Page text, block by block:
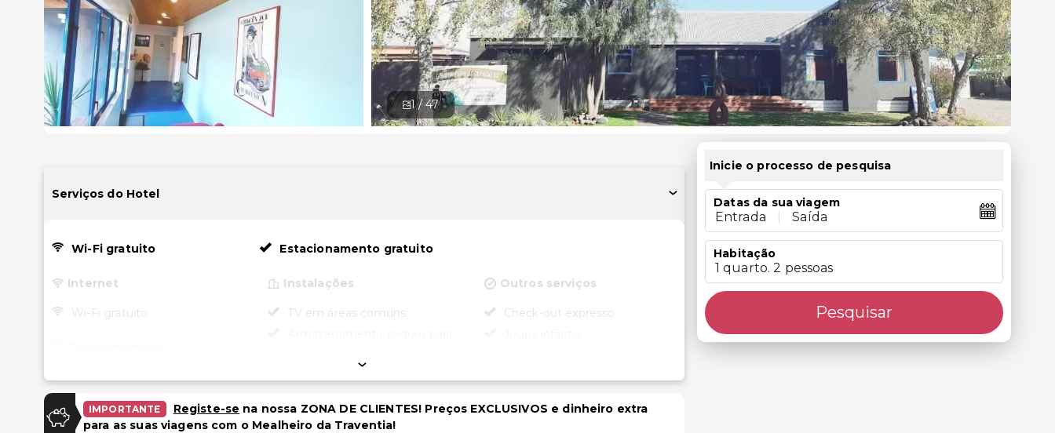
1 /47
Serviços do Hotel
Wi-Fi gratuito Estacionamento gratuito
Internet
Wi-Fi gratuito
Estacionamento gratuito
Piscina e Bem-estar
Instalações
TV em áreas comuns
Estacionamento para
Espaço para conferências
Outros serviços
Check-out expresso
IMPORTANTE Registe-se na nossa ZONA DE CLIENTES! Preços EXCLUSIVOS e dinheiro extra
para as suas viagens com o Mealheiro da Traventia!
Inicie o processo de pesquisa
Datas da sua viagem
Entrada Saída
Habitação
1 quarto. 2 pessoas
Pesquisar